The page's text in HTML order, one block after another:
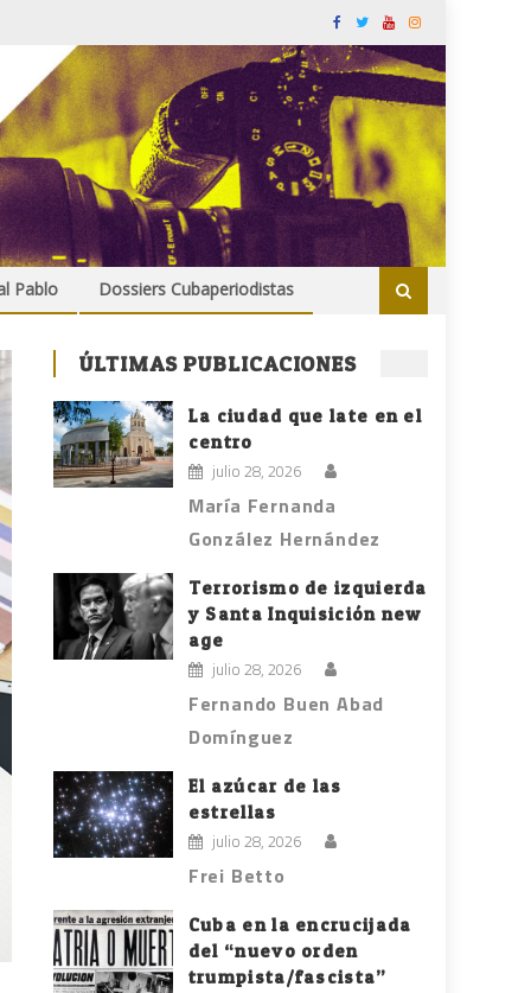
Pablo Dossiers Cubaperiodistas
ÚLTIMAS PUBLICACIONES
La ciudad que late en el
centro
julio 28, 2026
María Fernanda
González Hernández
Terrorismo de izquierda
y Santa Inquisición new
age
julio 28, 2026
Fernando Buen Abad
Domínguez
El azúcar de las
estrellas
julio 28, 2026
Frei Betto
Cuba en la encrucijada
del “nuevo orden
trumpista/fascista”